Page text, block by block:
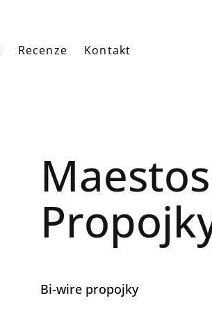
Recenze Kontakt
Bi-wire propojky